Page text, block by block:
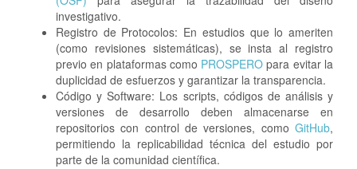
investigativo.
Registro de Protocolos: En estudios que lo ameriten
(como revisiones sistemáticas), se insta al registro
previo en plataformas como PROSPERO para evitar la
duplicidad de esfuerzos y garantizar la transparencia.
Código y Software: Los scripts, códigos de análisis y
versiones de desarrollo deben almacenarse en
repositorios con control de versiones, como GitHub,
permitiendo la replicabilidad técnica del estudio por
parte de la comunidad científica.